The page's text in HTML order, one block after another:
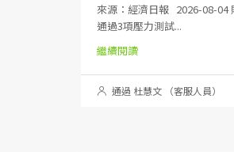
來源：經濟日報 2026-08-04
通過3項壓力測試...
繼續閱讀
通過 杜慧文 （客服人員）